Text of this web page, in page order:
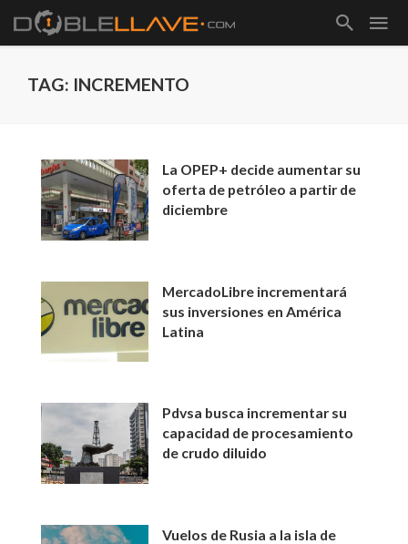
TAG: INCREMENTO
La OPEP+ decide aumentar su
oferta de petróleo a partir de
diciembre
MercadoLibre incrementará
sus inversiones en América
Latina
Pdvsa busca incrementar su
capacidad de procesamiento
de crudo diluido
Vuelos de Rusia a la isla de